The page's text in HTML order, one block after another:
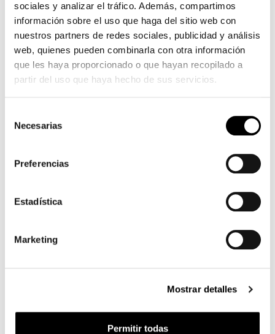
sociales y analizar el tráfico. Además, compartimos
información sobre el uso que haga del sitio web con
nuestros partners de redes sociales, publicidad y análisis
web, quienes pueden combinarla con otra información
que les haya proporcionado o que hayan recopilado a
partir del uso que haya hecho de sus servicios.
Necesarias
Preferencias
Estadística
Marketing
Mostrar detalles
Permitir todas